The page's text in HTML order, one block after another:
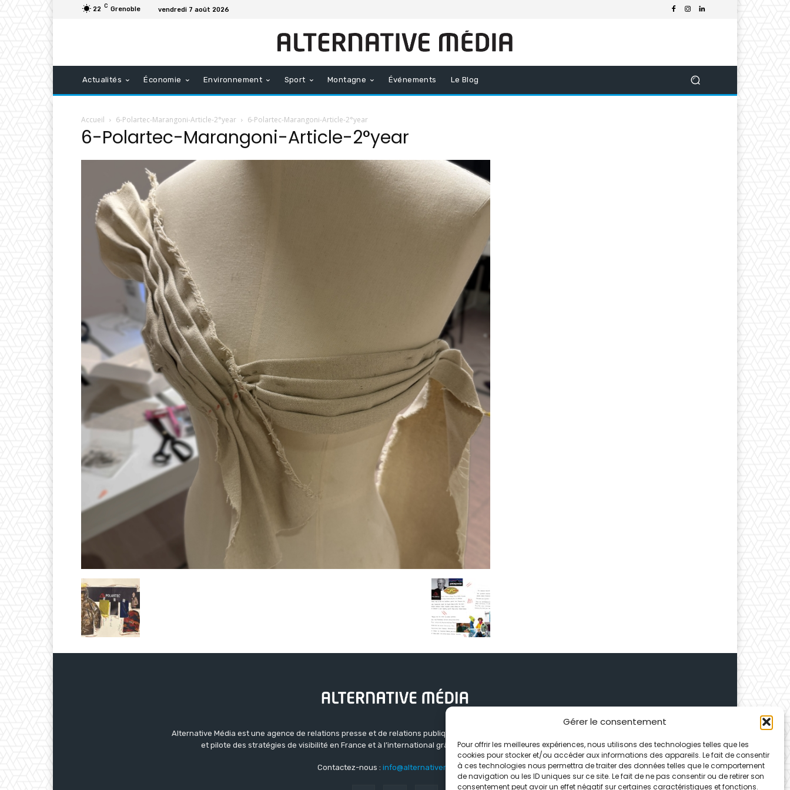
Gérer le consentement
Pour offrir les meilleures expériences, nous utilisons des technologies telles que les
cookies pour stocker et/ou accéder aux informations des appareils. Le fait de consentir
à ces technologies nous permettra de traiter des données telles que le comportement
de navigation ou les ID uniques sur ce site. Le fait de ne pas consentir ou de retirer son
consentement peut avoir un effet négatif sur certaines caractéristiques et fonctions.
22 C Grenoble vendredi 7 août 2026
Actualités Économie Environnement Sport Montagne Événements Le Blog
Accueil 6-Polartec-Marangoni-Article-2°year 6-Polartec-Marangoni-Article-2°year
6-Polartec-Marangoni-Article-2°year
Alternative Média est une agence de relations presse et de relations publiques basée à Grenoble. Depuis 1995, elle conçoit
et pilote des stratégies de visibilité en France et à l’international grâce à un réseau d’agences partenaires.
Contactez-nous : info@alternativemedia.fr